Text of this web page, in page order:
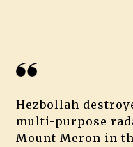
Hezbollah
multi-purpose
Mount Meron in